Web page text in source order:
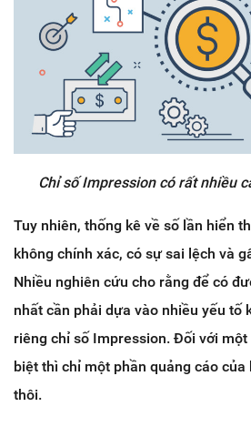
Chỉ số Impression có rất nhiều
Tuy nhiên, thống kê về số lần hiển
không chính xác, có sự sai lệch và
Nhiều nghiên cứu cho rằng để có
nhất cần phải dựa vào nhiều yếu tố
riêng chỉ số Impression. Đối với
biệt thì chỉ một phần quảng cáo
thôi.